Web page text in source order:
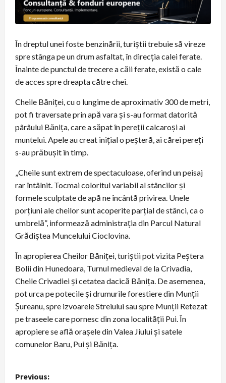
În dreptul unei foste benzinării, turiștii trebuie să vireze
spre stânga pe un drum asfaltat, în direcția calei ferate.
Înainte de punctul de trecere a căii ferate, există o cale
de acces spre dreapta către chei.
Cheile Băniței, cu o lungime de aproximativ 300 de metri,
pot fi traversate prin apă vara și s-au format datorită
pârâului Bănița, care a săpat în pereții calcaroși ai
muntelui. Apele au creat inițial o peșteră, ai cărei pereți
s-au prăbușit în timp.
„Cheile sunt extrem de spectaculoase, oferind un peisaj
rar întâlnit. Tocmai coloritul variabil al stâncilor și
formele sculptate de apă ne încântă privirea. Unele
porțiuni ale cheilor sunt acoperite parțial de stânci, ca o
umbrelă”, informează administrația din Parcul Natural
Grădiștea Muncelului Cioclovina.
În apropierea Cheilor Băniței, turiștii pot vizita Peștera
Bolii din Hunedoara, Turnul medieval de la Crivadia,
Cheile Crivadiei și cetatea dacică Bănița. De asemenea,
pot urca pe potecile și drumurile forestiere din Munții
Șureanu, spre izvoarele Streiului sau spre Munții Retezat
pe traseele care pornesc din zona localității Pui. În
apropiere se află orașele din Valea Jiului și satele
comunelor Baru, Pui și Bănița.
P
Previous: